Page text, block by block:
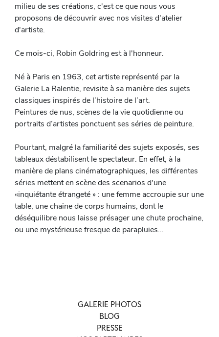
milieu de ses créations, c'est ce que nous vous
proposons de découvrir avec nos visites d'atelier
d'artiste.
Ce mois-ci, Robin Goldring est à l'honneur.
Né à Paris en 1963, cet artiste représenté par la
Galerie La Ralentie, revisite à sa manière des sujets
classiques inspirés de l’histoire de l’art.
Peintures de nus, scènes de la vie quotidienne ou
portraits d’artistes ponctuent ses séries de peinture.
Pourtant, malgré la familiarité des sujets exposés, ses
tableaux déstabilisent le spectateur. En effet, à la
manière de plans cinématographiques, les différentes
séries mettent en scène des scenarios d'une
«inquiétante étrangeté » : une femme accroupie sur une
table, une chaine de corps humains, dont le
déséquilibre nous laisse présager une chute prochaine,
ou une mystérieuse fresque de parapluies...
GALERIE PHOTOS
BLOG
PRESSE